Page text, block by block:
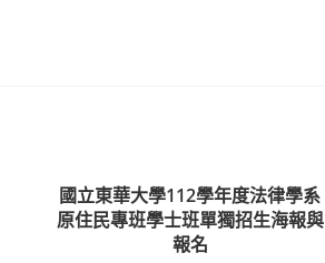
國立東華大學112學年度法律學系
原住民專班學士班單獨招生海報與
報名